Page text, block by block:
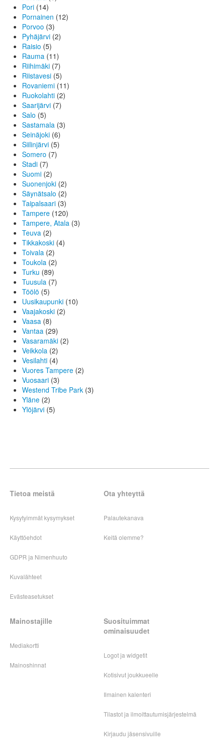
Pori (14)
Pornainen (12)
Porvoo (3)
Pyhäjärvi (2)
Raisio (5)
Rauma (11)
Riihimäki (7)
Riistavesi (5)
Rovaniemi (11)
Ruokolahti (2)
Saarijärvi (7)
Salo (5)
Sastamala (3)
Seinäjoki (6)
Siilinjärvi (5)
Somero (7)
Stadi (7)
Suomi (2)
Suonenjoki (2)
Säynätsalo (2)
Taipalsaari (3)
Tampere (120)
Tampere, Atala (3)
Teuva (2)
Tikkakoski (4)
Toivala (2)
Toukola (2)
Turku (89)
Tuusula (7)
Töölö (5)
Uusikaupunki (10)
Vaajakoski (2)
Vaasa (8)
Vantaa (29)
Vasaramäki (2)
Veikkola (2)
Vesilahti (4)
Vuores Tampere (2)
Vuosaari (3)
Westend Tribe Park (3)
Yläne (2)
Ylöjärvi (5)
Tietoa meistä
Kysytyimmät kysymykset
Käyttöehdot
GDPR ja Nimenhuuto
Kuvalähteet
Evästeasetukset
Ota yhteyttä
Palautekanava
Keitä olemme?
Mainostajille
Mediakortti
Mainoshinnat
Suosituimmat
ominaisuudet
Logot ja widgetit
Kotisivut joukkueelle
Ilmainen kalenteri
Tilastot ja ilmoittautumisjärjestelmä
Kirjaudu jäsensivuille